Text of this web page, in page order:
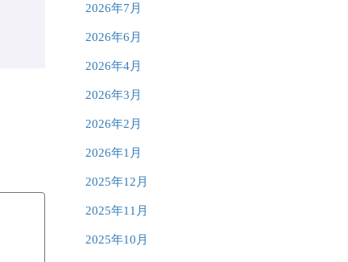
2026年7月
2026年6月
2026年4月
2026年3月
2026年2月
2026年1月
2025年12月
2025年11月
2025年10月